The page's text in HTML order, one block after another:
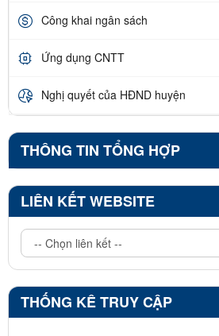
Công khai ngân sách
Ứng dụng CNTT
Nghị quyết của HĐND huyện
THÔNG TIN TỔNG HỢP
LIÊN KẾT WEBSITE
THỐNG KÊ TRUY CẬP